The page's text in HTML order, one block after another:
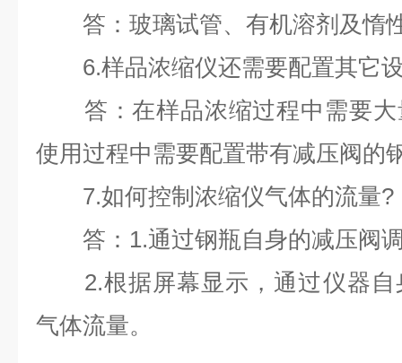
答：玻璃试管、有机溶剂及惰
6.样品浓缩仪还需要配置其它
答：在样品浓缩过程中需要大
使用过程中需要配置带有减压阀的
7.如何控制浓缩仪气体的流量?
答： 1.通过钢瓶自身的减压阀
2.根据屏幕显示，通过仪器自
气体流量。